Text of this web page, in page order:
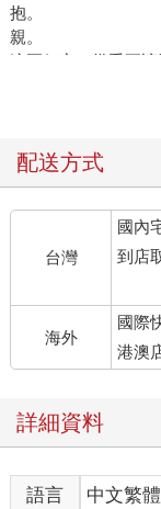
抱。
親。
這兩個字，幾乎要讓
溫以凡能很清晰得
復一下心情，想努
但桑延根本不給她
溫以凡淡定地說：
像發現了新大陸一
「可能是我今晚吃
由，說話也不慌不
桑延扯了一下唇角
溫以凡也不管他信
她再一細想，又覺
如果他單說抱了一
頓，都比他說的這句
「這件事你是不是
詞，「稍微誇張了
有了一些肢體上的接
配送方式
台灣
國內
到店
海外
國際
港澳
詳細資料
語言 中文繁體